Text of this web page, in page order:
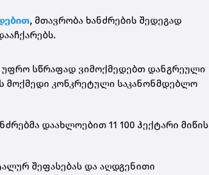
, მთავრობა ხანძრების შედეგად
უფრო სწრაფად ვიმოქმედებთ დანგრეული
მოქმედი კონკრეტული საკანონმდებლო
დაახლოებით 11 100 ჰექტარი მიწის
შეფასებას და აღდგენითი